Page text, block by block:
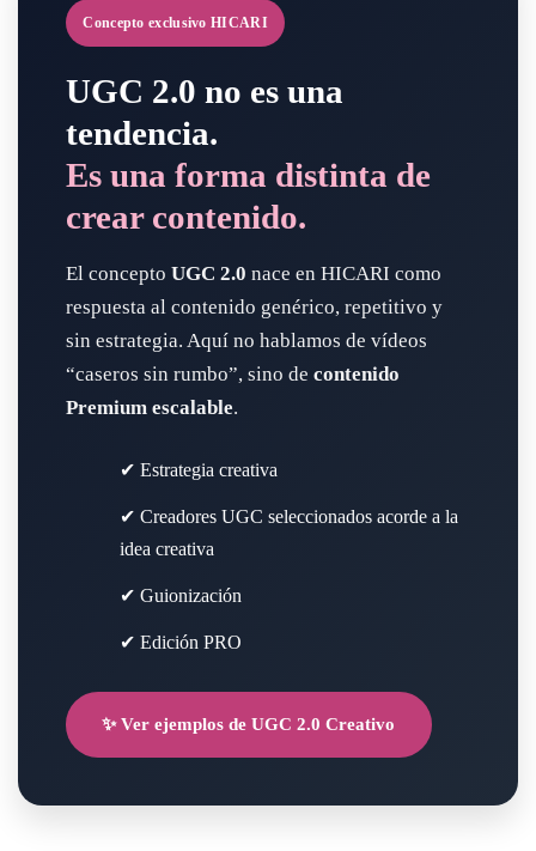
Concepto exclusivo HICARI
UGC 2.0 no es una
tendencia.
Es una forma distinta de
crear contenido.
El concepto UGC 2.0 nace en HICARI como
respuesta al contenido genérico, repetitivo y
sin estrategia. Aquí no hablamos de vídeos
“caseros sin rumbo”, sino de contenido
Premium escalable.
✔ Estrategia creativa
✔ Creadores UGC seleccionados acorde a la
idea creativa
✔ Guionización
✔ Edición PRO
✨ Ver ejemplos de UGC 2.0 Creativo